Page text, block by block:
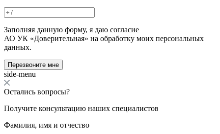
Заполняя данную форму, я даю согласие
АО УК «Доверительная» на обработку моих персональных
данных.
Перезвоните мне
side-menu
Остались вопросы?
Получите консультацию наших специалистов
Фамилия, имя и отчество